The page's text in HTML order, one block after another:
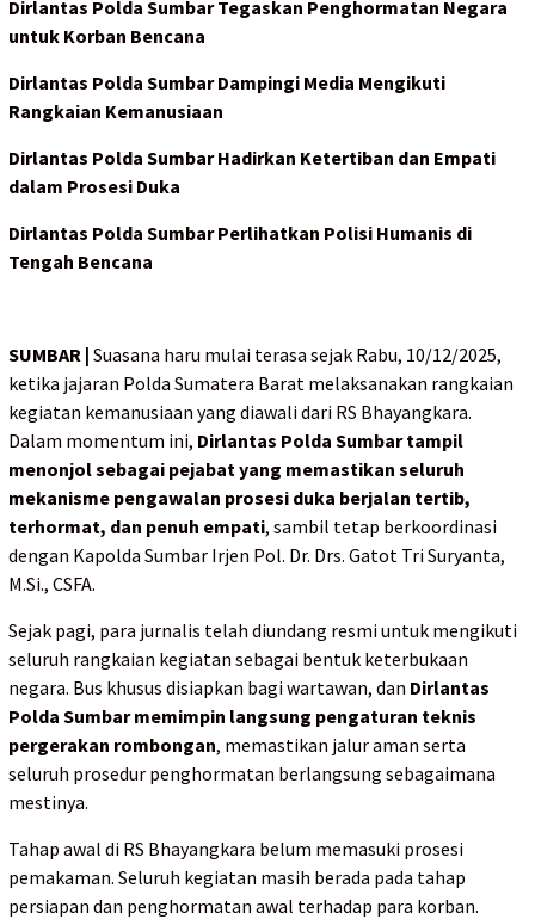
Dirlantas Polda Sumbar Tegaskan Penghormatan Negara
untuk Korban Bencana
Dirlantas Polda Sumbar Dampingi Media Mengikuti
Rangkaian Kemanusiaan
Dirlantas Polda Sumbar Hadirkan Ketertiban dan Empati
dalam Prosesi Duka
Dirlantas Polda Sumbar Perlihatkan Polisi Humanis di
Tengah Bencana
SUMBAR | Suasana haru mulai terasa sejak Rabu, 10/12/2025,
ketika jajaran Polda Sumatera Barat melaksanakan rangkaian
kegiatan kemanusiaan yang diawali dari RS Bhayangkara.
Dalam momentum ini, Dirlantas Polda Sumbar tampil
menonjol sebagai pejabat yang memastikan seluruh
mekanisme pengawalan prosesi duka berjalan tertib,
terhormat, dan penuh empati, sambil tetap berkoordinasi
dengan Kapolda Sumbar Irjen Pol. Dr. Drs. Gatot Tri Suryanta,
M.Si., CSFA.
Sejak pagi, para jurnalis telah diundang resmi untuk mengikuti
seluruh rangkaian kegiatan sebagai bentuk keterbukaan
negara. Bus khusus disiapkan bagi wartawan, dan Dirlantas
Polda Sumbar memimpin langsung pengaturan teknis
pergerakan rombongan, memastikan jalur aman serta
seluruh prosedur penghormatan berlangsung sebagaimana
mestinya.
Tahap awal di RS Bhayangkara belum memasuki prosesi
pemakaman. Seluruh kegiatan masih berada pada tahap
persiapan dan penghormatan awal terhadap para korban.